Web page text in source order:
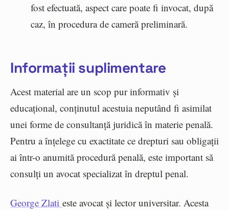
fost efectuată, aspect care poate fi invocat, după
caz, în procedura de cameră preliminară.
Informații suplimentare
Acest material are un scop pur informativ și
educațional, conținutul acestuia neputând fi asimilat
unei forme de consultanță juridică în materie penală.
Pentru a înțelege cu exactitate ce drepturi sau obligații
ai într-o anumită procedură penală, este important să
consulți un avocat specializat în dreptul penal.
George Zlati este avocat și lector universitar. Acesta